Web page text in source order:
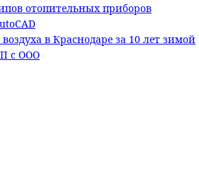
отопительных приборов
в Краснодаре за 10 лет зимой
с ООО